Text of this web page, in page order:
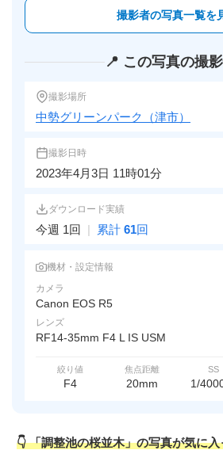
撮影者の写真一覧を
📍 この写真の撮
撮影場所
中勢グリーンパーク（津市）
撮影日時
2023年4月3日 11時01分
ダウンロード実績
今週 1回 | 累計 61回
機材・設定情報
カメラ
Canon EOS R5
レンズ
RF14-35mm F4 L IS USM
絞り値
F4
焦点距離
20mm
SS
1/
👇 「調整池の桜並木」の写真が気に